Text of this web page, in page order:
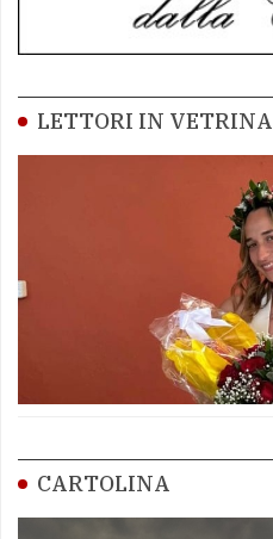
LETTORI IN VETRINA
CARTOLINA